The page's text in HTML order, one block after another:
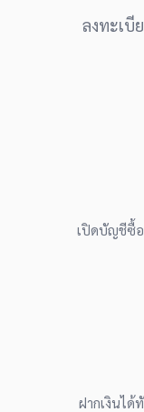
ลงทะเบี
เปิดบัญชีซื้
ฝากเงินได้